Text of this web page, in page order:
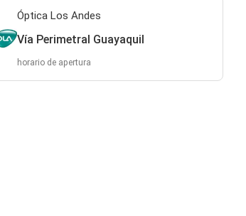
Óptica Los Andes
Vía Perimetral Guayaquil
horario de apertura